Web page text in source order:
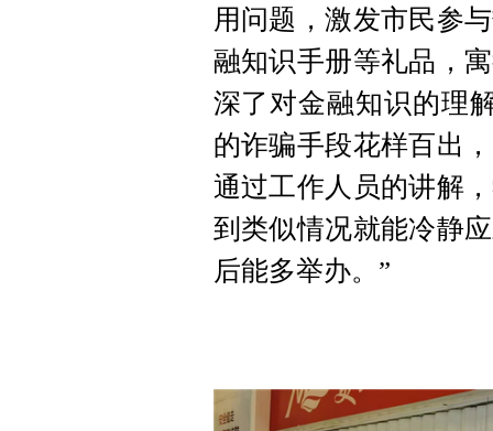
用问题，激发市民参
融知识手册等礼品，
深了对金融知识的理
的诈骗手段花样百出
通过工作人员的讲解
到类似情况就能冷静
后能多举办。”